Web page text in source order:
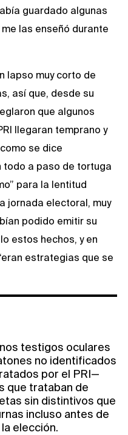
guardado algunas
las enseñó durante
lapso muy corto de
así que, desde su
que algunos
llegaran temprano y
se dice
todo a paso de tortuga
para la lentitud
jornada electoral, muy
podido emitir su
estos hechos, y en
estrategias que se
testigos oculares
no identificados
por el PRI—
que trataban de
sin distintivos que
incluso antes de
elección.